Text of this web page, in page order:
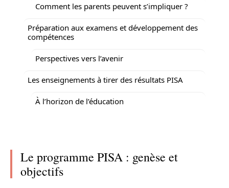
Comment les parents peuvent s’impliquer ?
Préparation aux examens et développement des
compétences
Perspectives vers l’avenir
Les enseignements à tirer des résultats PISA
À l’horizon de l’éducation
Le programme PISA : genèse et
objectifs